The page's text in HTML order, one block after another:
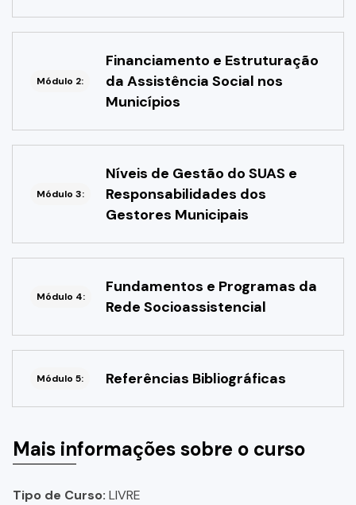
Módulo 2:
Financiamento e Estruturação
da Assistência Social nos
Municípios
Módulo 3:
Níveis de Gestão do SUAS e
Responsabilidades dos
Gestores Municipais
Módulo 4:
Fundamentos e Programas da
Rede Socioassistencial
Módulo 5: Referências Bibliográficas
Mais informações sobre o curso
Tipo de Curso: LIVRE